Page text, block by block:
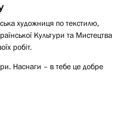
художниця по текстилю,
Культури та Мистецтва
робіт.
Наснаги – в тебе це добре